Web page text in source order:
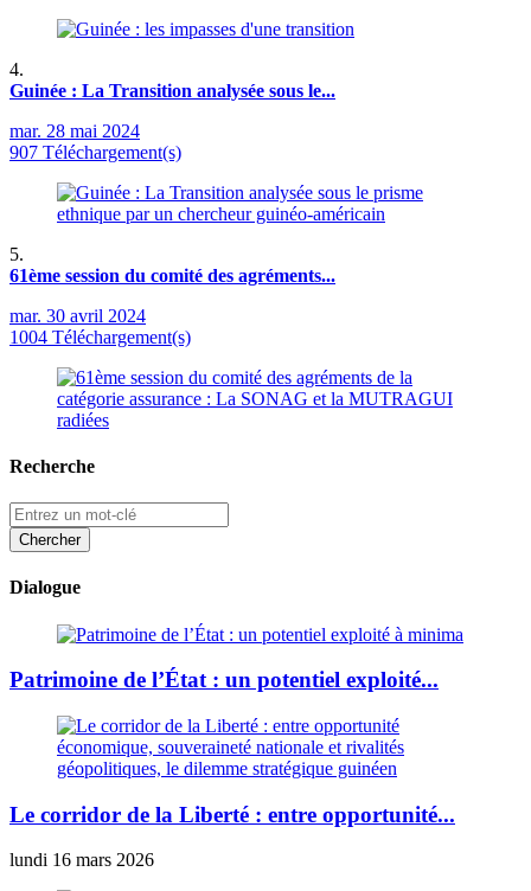
4.
Guinée : La Transition analysée sous le...
mar. 28 mai 2024
907 Téléchargement(s)
5.
61ème session du comité des agréments...
mar. 30 avril 2024
1004 Téléchargement(s)
Recherche
Dialogue
Patrimoine de l’État : un potentiel exploité...
Le corridor de la Liberté : entre opportunité...
lundi 16 mars 2026